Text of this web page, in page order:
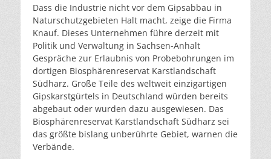
Dass die Industrie nicht vor dem Gipsabbau in
Naturschutzgebieten Halt macht, zeige die Firma
Knauf. Dieses Unternehmen führe derzeit mit
Politik und Verwaltung in Sachsen-Anhalt
Gespräche zur Erlaubnis von Probebohrungen im
dortigen Biosphärenreservat Karstlandschaft
Südharz. Große Teile des weltweit einzigartigen
Gipskarstgürtels in Deutschland würden bereits
abgebaut oder wurden dazu ausgewiesen. Das
Biosphärenreservat Karstlandschaft Südharz sei
das größte bislang unberührte Gebiet, warnen die
Verbände.